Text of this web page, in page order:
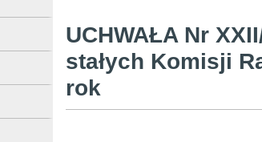
UCHWAŁA Nr
stałych Komisji
rok